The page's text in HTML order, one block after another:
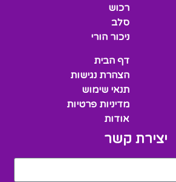
רכוש
סלב
ניכור הורי
דף הבית
הצהרת נגישות
תנאי שימוש
מדיניות פרטיות
אודות
יצירת קשר